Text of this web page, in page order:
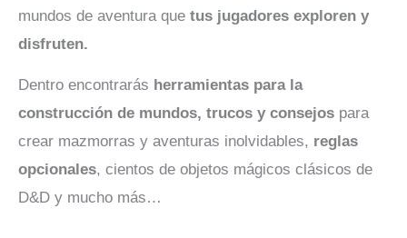
mundos de aventura que tus jugadores exploren y
disfruten.
Dentro encontrarás herramientas para la
construcción de mundos, trucos y consejos para
crear mazmorras y aventuras inolvidables, reglas
opcionales, cientos de objetos mágicos clásicos de
D&D y mucho más…